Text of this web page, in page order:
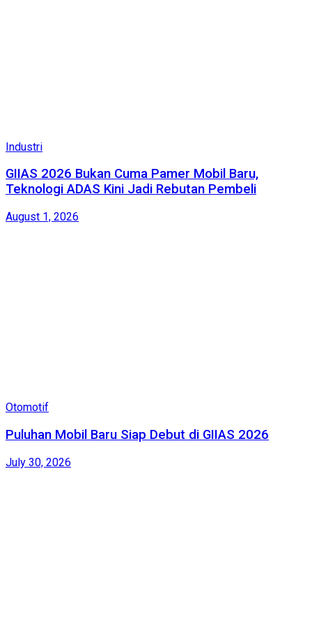
Industri
GIIAS 2026 Bukan Cuma Pamer Mobil Baru,
Teknologi ADAS Kini Jadi Rebutan Pembeli
August 1, 2026
Otomotif
Puluhan Mobil Baru Siap Debut di GIIAS 2026
July 30, 2026